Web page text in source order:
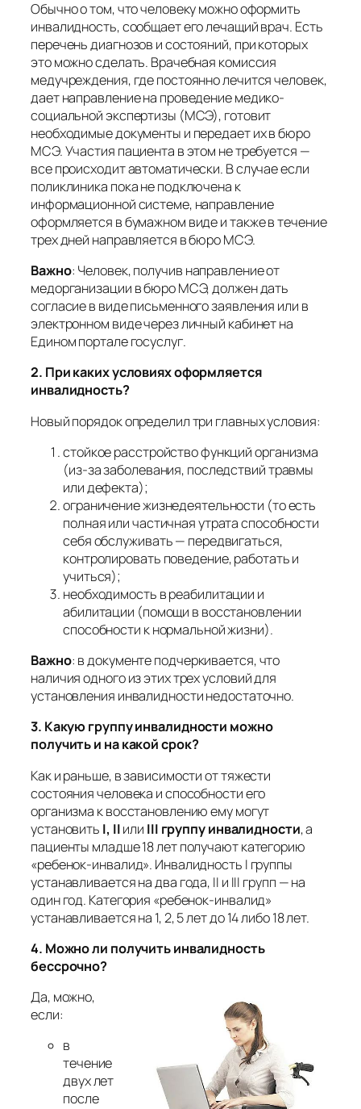
Обычно о том, что человеку можно оформить
инвалидность, сообщает его лечащий врач. Есть
перечень диагнозов и состояний, при которых
это можно сделать. Врачебная комиссия
медучреждения, где постоянно лечится человек,
дает направление на проведение медико-
социальной экспертизы (МСЭ), готовит
необходимые документы и передает их в бюро
МСЭ. Участия пациента в этом не требуется —
все происходит автоматически. В случае если
поликлиника пока не подключена к
информационной системе, направление
оформляется в бумажном виде и также в течение
трех дней направляется в бюро МСЭ.
Важно: Человек, получив направление от
медорганизации в бюро МСЭ, должен дать
согласие в виде письменного заявления или в
электронном виде через личный кабинет на
Едином портале госуслуг.
2. При каких условиях оформляется
инвалидность?
Новый порядок определил три главных условия:
стойкое расстройство функций организма
(из-за заболевания, последствий травмы
или дефекта);
ограничение жизнедеятельности (то есть
полная или частичная утрата способности
себя обслуживать — передвигаться,
контролировать поведение, работать и
учиться);
необходимость в реабилитации и
абилитации (помощи в восстановлении
способности к нормальной жизни).
Важно: в документе подчеркивается, что
наличия одного из этих трех условий для
установления инвалидности недостаточно.
3. Какую группу инвалидности можно
получить и на какой срок?
Как и раньше, в зависимости от тяжести
состояния человека и способности его
организма к восстановлению ему могут
установить I, IIили III группу инвалидности, а
пациенты младше 18 лет получают категорию
«ребенок-инвалид». Инвалидность I группы
устанавливается на два года, II и III групп — на
один год. Категория «ребенок-инвалид»
устанавливается на 1, 2, 5 лет до 14 либо 18 лет.
4. Можно ли получить инвалидность
бессрочно?
Да, можно,
если:
в
течение
двух лет
после